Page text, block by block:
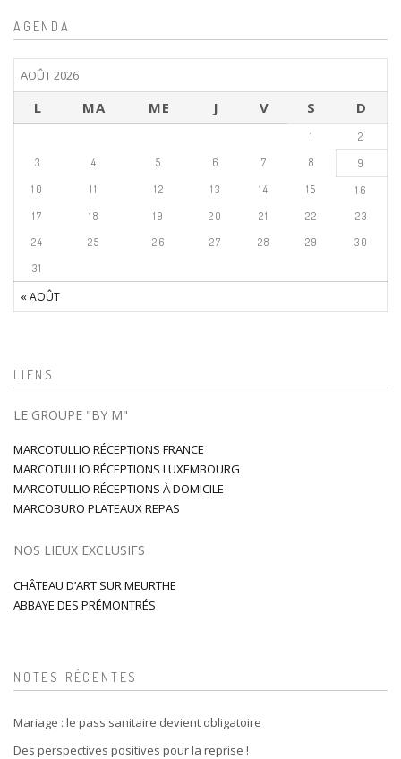
AGENDA
AOÛT 2026
L MA ME J V S D
« AOÛT
1
2
3
4 5 6 7 8
9
10
11 12 13 14 15
16
17
18 19 20 21 22
23
24
25 26 27 28 29
30
31
LIENS
LE GROUPE "BY M"
MARCOTULLIO RÉCEPTIONS FRANCE
MARCOTULLIO RÉCEPTIONS LUXEMBOURG
MARCOTULLIO RÉCEPTIONS À DOMICILE
MARCOBURO PLATEAUX REPAS
NOS LIEUX EXCLUSIFS
CHÂTEAU D’ART SUR MEURTHE
ABBAYE DES PRÉMONTRÉS
NOTES RÉCENTES
Mariage : le pass sanitaire devient obligatoire
Des perspectives positives pour la reprise !